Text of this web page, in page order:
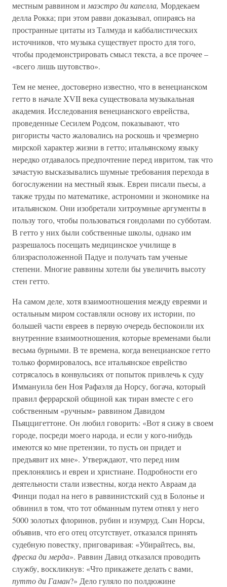
местным раввином и маэстро ди капелла, Мордекаем
делла Рокка; при этом равви доказывал, опираясь на
пространные цитаты из Талмуда и каббалистических
источников, что музыка существует просто для того,
чтобы продемонстрировать смысл текста, а все прочее –
«всего лишь шутовство».
Тем не менее, достоверно известно, что в венецианском
гетто в начале XVII века существовала музыкальная
академия. Исследования венецианского еврейства,
проведенные Сесилем Родсом, показывают, что
ригористы часто жаловались на роскошь и чрезмерно
мирской характер жизни в гетто; итальянскому языку
нередко отдавалось предпочтение перед ивритом, так что
зачастую высказывались шумные требования перехода в
богослужении на местный язык. Евреи писали пьесы, а
также труды по математике, астрономии и экономике на
итальянском. Они изобретали хитроумные аргументы в
пользу того, чтобы пользоваться гондолами по субботам.
В гетто у них были собственные школы, однако им
разрешалось посещать медицинское училище в
близрасположенной Падуе и получать там ученые
степени. Многие раввины хотели бы увеличить высоту
стен гетто.
На самом деле, хотя взаимоотношения между евреями и
остальным миром составляли основу их истории, по
большей части евреев в первую очередь беспокоили их
внутренние взаимоотношения, которые временами были
весьма бурными. В те времена, когда венецианское гетто
только формировалось, все итальянское еврейство
сотрясалось в конвульсиях от попыток привлечь к суду
Иммануила бен Ноя Рафаэля да Норсу, богача, который
правил феррарской общиной как тиран вместе с его
собственным «ручным» раввином Давидом
Пьяццигеттоне. Он любил говорить: «Вот я сижу в своем
городе, посреди моего народа, и если у кого-нибудь
имеются ко мне претензии, то пусть он придет и
предъявит их мне». Утверждают, что перед ним
преклонялись и евреи и христиане. Подробности его
деятельности стали известны, когда некто Авраам да
Финци подал на него в раввинистский суд в Болонье и
обвинил в том, что тот обманным путем отнял у него
5000 золотых флоринов, рубин и изумруд. Сын Норсы,
объявив, что его отец отсутствует, отказался принять
судебную повестку, приговаривая: «Убирайтесь, вы,
фреска ди мерда». Раввин Давид отказался проводить
службу, воскликнув: «Что прикажете делать с вами,
путто ди Гаман?» Дело гуляло по полдюжине